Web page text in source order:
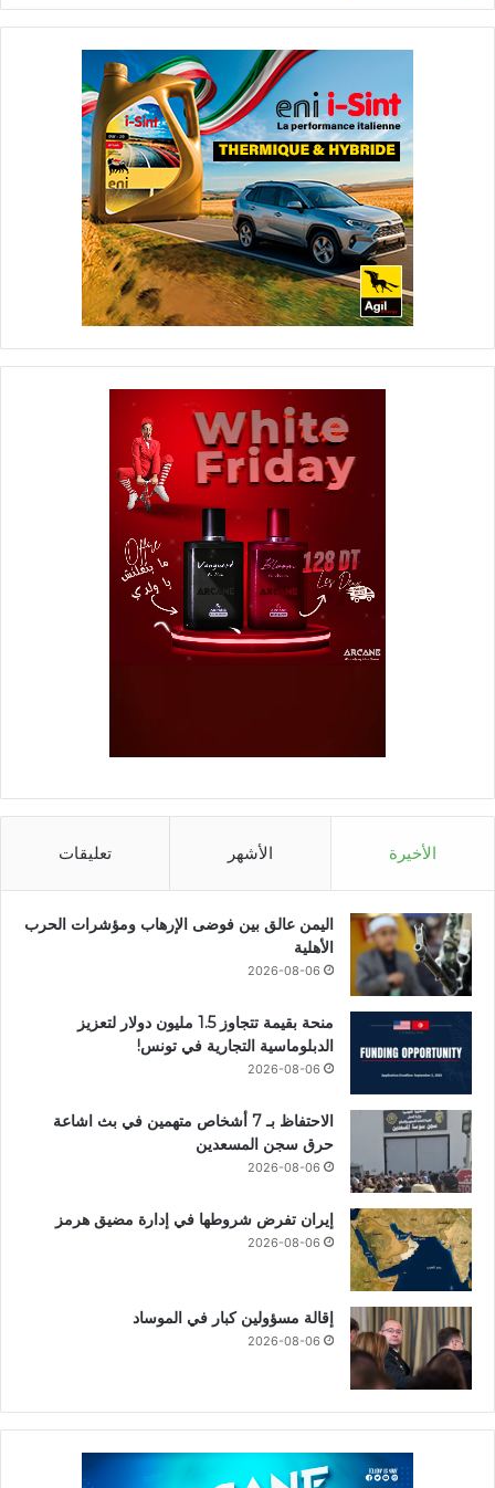
الأخيرة الأشهر تعليقات
اليمن عالق بين فوضى الإرهاب ومؤشرات الحرب
الأهلية
2026-08-06
منحة بقيمة تتجاوز 1.5 مليون دولار لتعزيز
الدبلوماسية التجارية في تونس!
2026-08-06
الاحتفاظ بـ 7 أشخاص متهمين في بث اشاعة
حرق سجن المسعدين
2026-08-06
إيران تفرض شروطها في إدارة مضيق هرمز
2026-08-06
إقالة مسؤولين كبار في الموساد
2026-08-06